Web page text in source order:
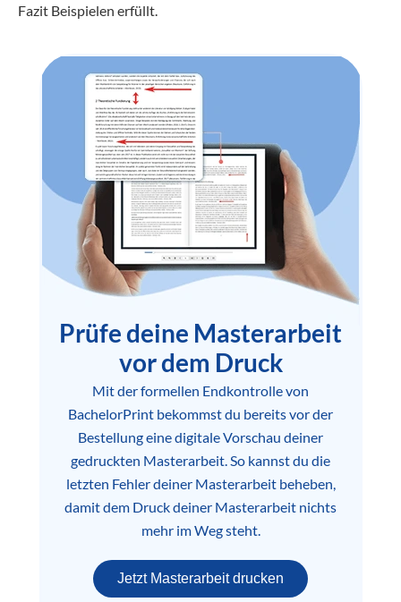
Fazit Beispielen erfüllt.
Prüfe deine Masterarbeit
vor dem Druck
Mit der formellen Endkontrolle von
BachelorPrint bekommst du bereits vor der
Bestellung eine digitale Vorschau deiner
gedruckten Masterarbeit. So kannst du die
letzten Fehler deiner Masterarbeit beheben,
damit dem Druck deiner Masterarbeit nichts
mehr im Weg steht.
Jetzt Masterarbeit drucken